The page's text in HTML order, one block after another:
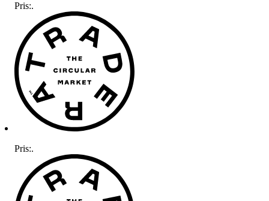
Pris:.
Pris:.